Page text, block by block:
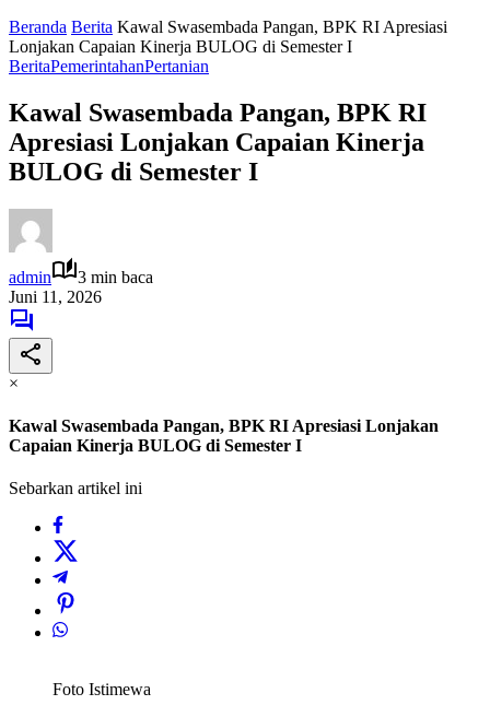
Beranda Berita Kawal Swasembada Pangan, BPK RI Apresiasi
Lonjakan Capaian Kinerja BULOG di Semester I
BeritaPemerintahanPertanian
Kawal Swasembada Pangan, BPK RI
Apresiasi Lonjakan Capaian Kinerja
BULOG di Semester I
admin
3 min baca
Juni 11, 2026
×
Kawal Swasembada Pangan, BPK RI Apresiasi Lonjakan
Capaian Kinerja BULOG di Semester I
Sebarkan artikel ini
Foto Istimewa